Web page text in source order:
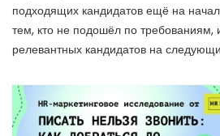
подходящих кандидатов ещё на
тем, кто не подошёл по требованиям,
релевантных кандидатов на